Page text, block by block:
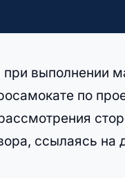
выполнении
по
ссылаясь на